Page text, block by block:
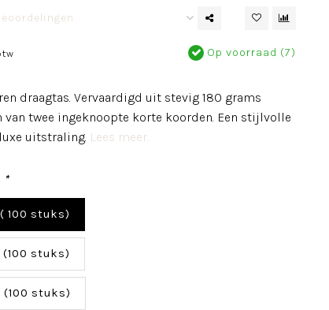
Op voorraad (7)
draagtas. Vervaardigd uit stevig 180 grams
van twee ingeknoopte korte koorden. Een stijlvolle
uitstraling. Lees meer..
*
100 stuks)
(100 stuks)
(100 stuks)